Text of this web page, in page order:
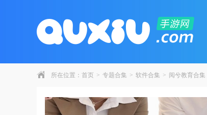
所在位置： 首页 > 专题合集 > 软件合集 > 阅兮教育合集